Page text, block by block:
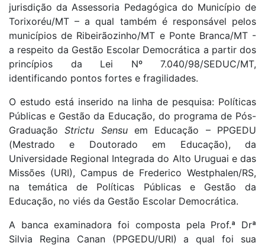
jurisdição da Assessoria Pedagógica do Município de
Torixoréu/MT – a qual também é responsável pelos
municípios de Ribeirãozinho/MT e Ponte Branca/MT -
a respeito da Gestão Escolar Democrática a partir dos
princípios da Lei Nº 7.040/98/SEDUC/MT,
identificando pontos fortes e fragilidades.
O estudo está inserido na linha de pesquisa: Políticas
Públicas e Gestão da Educação, do programa de Pós-
GraduaçãoStrictu Sensuem Educação – PPGEDU
(Mestrado e Doutorado em Educação), da
Universidade Regional Integrada do Alto Uruguai e das
Missões (URI), Campus de Frederico Westphalen/RS,
na temática de Políticas Públicas e Gestão da
Educação, no viés da Gestão Escolar Democrática.
A banca examinadora foi composta pela Prof.ª Drª
Silvia Regina Canan (PPGEDU/URI) a qual foi sua